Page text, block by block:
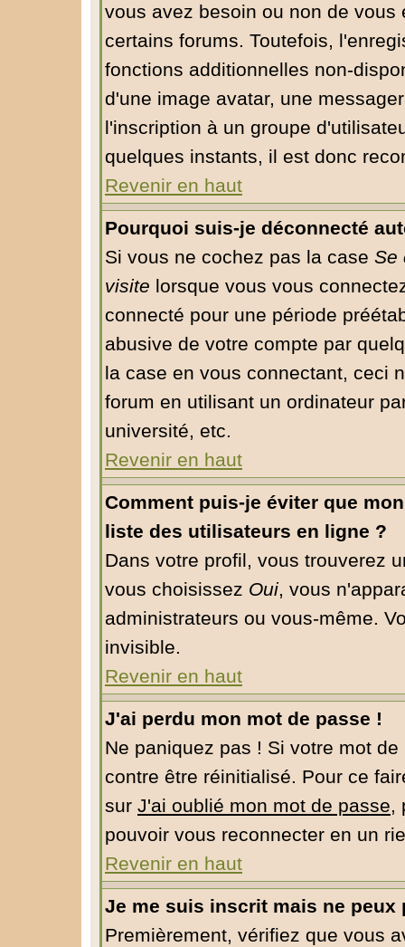
vous avez besoin ou non de
certains forums. Toutefois,
fonctions additionnelles non-
d'une image avatar, une
l'inscription à un groupe
quelques instants, il est donc
Revenir en haut
Pourquoi suis-je déconnecté
Si vous ne cochez pas la case Se
visite lorsque vous vous
connecté pour une période
abusive de votre compte par
la case en vous connectant, ceci
forum en utilisant un ordinateur
université, etc.
Revenir en haut
Comment puis-je éviter que
liste des utilisateurs en ligne ?
Dans votre profil, vous trouverez
vous choisissez Oui, vous
administrateurs ou vous-même.
invisible.
Revenir en haut
J'ai perdu mon mot de passe !
Ne paniquez pas ! Si votre mot
contre être réinitialisé. Pour ce
sur J'ai oublié mon mot de passe,
pouvoir vous reconnecter en un
Revenir en haut
Je me suis inscrit mais ne peux
Premièrement, vérifiez que vous